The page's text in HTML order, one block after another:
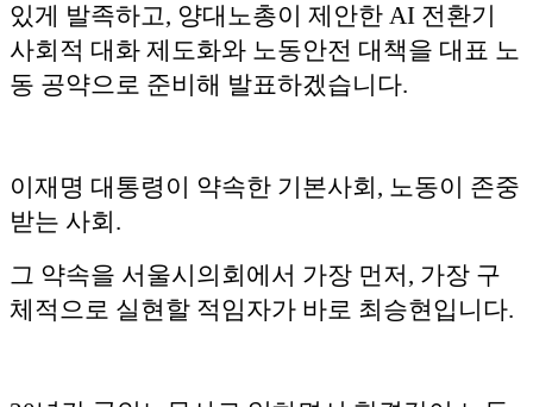
있게 발족하고, 양대노총이 제안한 AI 전환기
사회적 대화 제도화와 노동안전 대책을 대표 노
동 공약으로 준비해 발표하겠습니다.
이재명 대통령이 약속한 기본사회, 노동이 존중
받는 사회.
그 약속을 서울시의회에서 가장 먼저, 가장 구
체적으로 실현할 적임자가 바로 최승현입니다.